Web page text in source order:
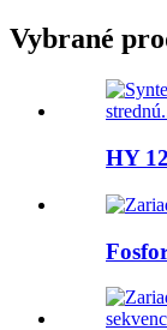
Vybrané
HY